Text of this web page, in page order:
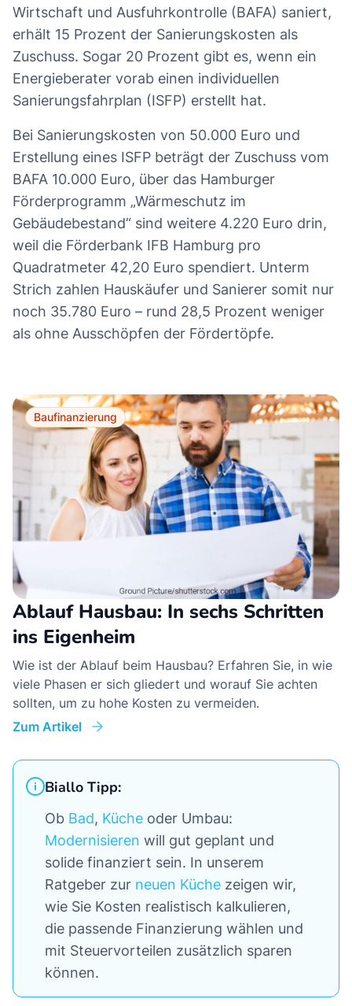
Wirtschaft und Ausfuhrkontrolle (BAFA) saniert,
erhält 15 Prozent der Sanierungskosten als
Zuschuss. Sogar 20 Prozent gibt es, wenn ein
Energieberater vorab einen individuellen
Sanierungsfahrplan (ISFP) erstellt hat.
Bei Sanierungskosten von 50.000 Euro und
Erstellung eines ISFP beträgt der Zuschuss vom
BAFA 10.000 Euro, über das Hamburger
Förderprogramm „Wärmeschutz im
Gebäudebestand“ sind weitere 4.220 Euro drin,
weil die Förderbank IFB Hamburg pro
Quadratmeter 42,20 Euro spendiert. Unterm
Strich zahlen Hauskäufer und Sanierer somit nur
noch 35.780 Euro – rund 28,5 Prozent weniger
als ohne Ausschöpfen der Fördertöpfe.
Baufinanzierung
Ablauf Hausbau: In sechs Schritten
ins Eigenheim
Wie ist der Ablauf beim Hausbau? Erfahren Sie, in wie
viele Phasen er sich gliedert und worauf Sie achten
sollten, um zu hohe Kosten zu vermeiden.
Zum Artikel
Biallo Tipp:
Ob Bad, Küche oder Umbau:
Modernisieren will gut geplant und
solide finanziert sein. In unserem
Ratgeber zur neuen Küche zeigen wir,
wie Sie Kosten realistisch kalkulieren,
die passende Finanzierung wählen und
mit Steuervorteilen zusätzlich sparen
können.